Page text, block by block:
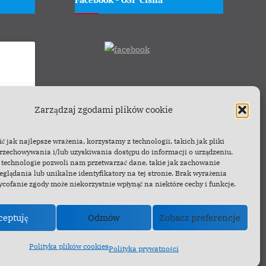
Zarządzaj zgodami plików cookie
jak najlepsze wrażenia, korzystamy z technologii, takich jak pliki
i/lub uzyskiwania dostępu do informacji o urządzeniu.
pozwoli nam przetwarzać dane, takie jak zachowanie
lub unikalne identyfikatory na tej stronie. Brak wyrażenia
zgody może niekorzystnie wpłynąć na niektóre cechy i funkcje.
Odmów Zobacz preferencje
Polityka plików cookiesPolityka prywatności